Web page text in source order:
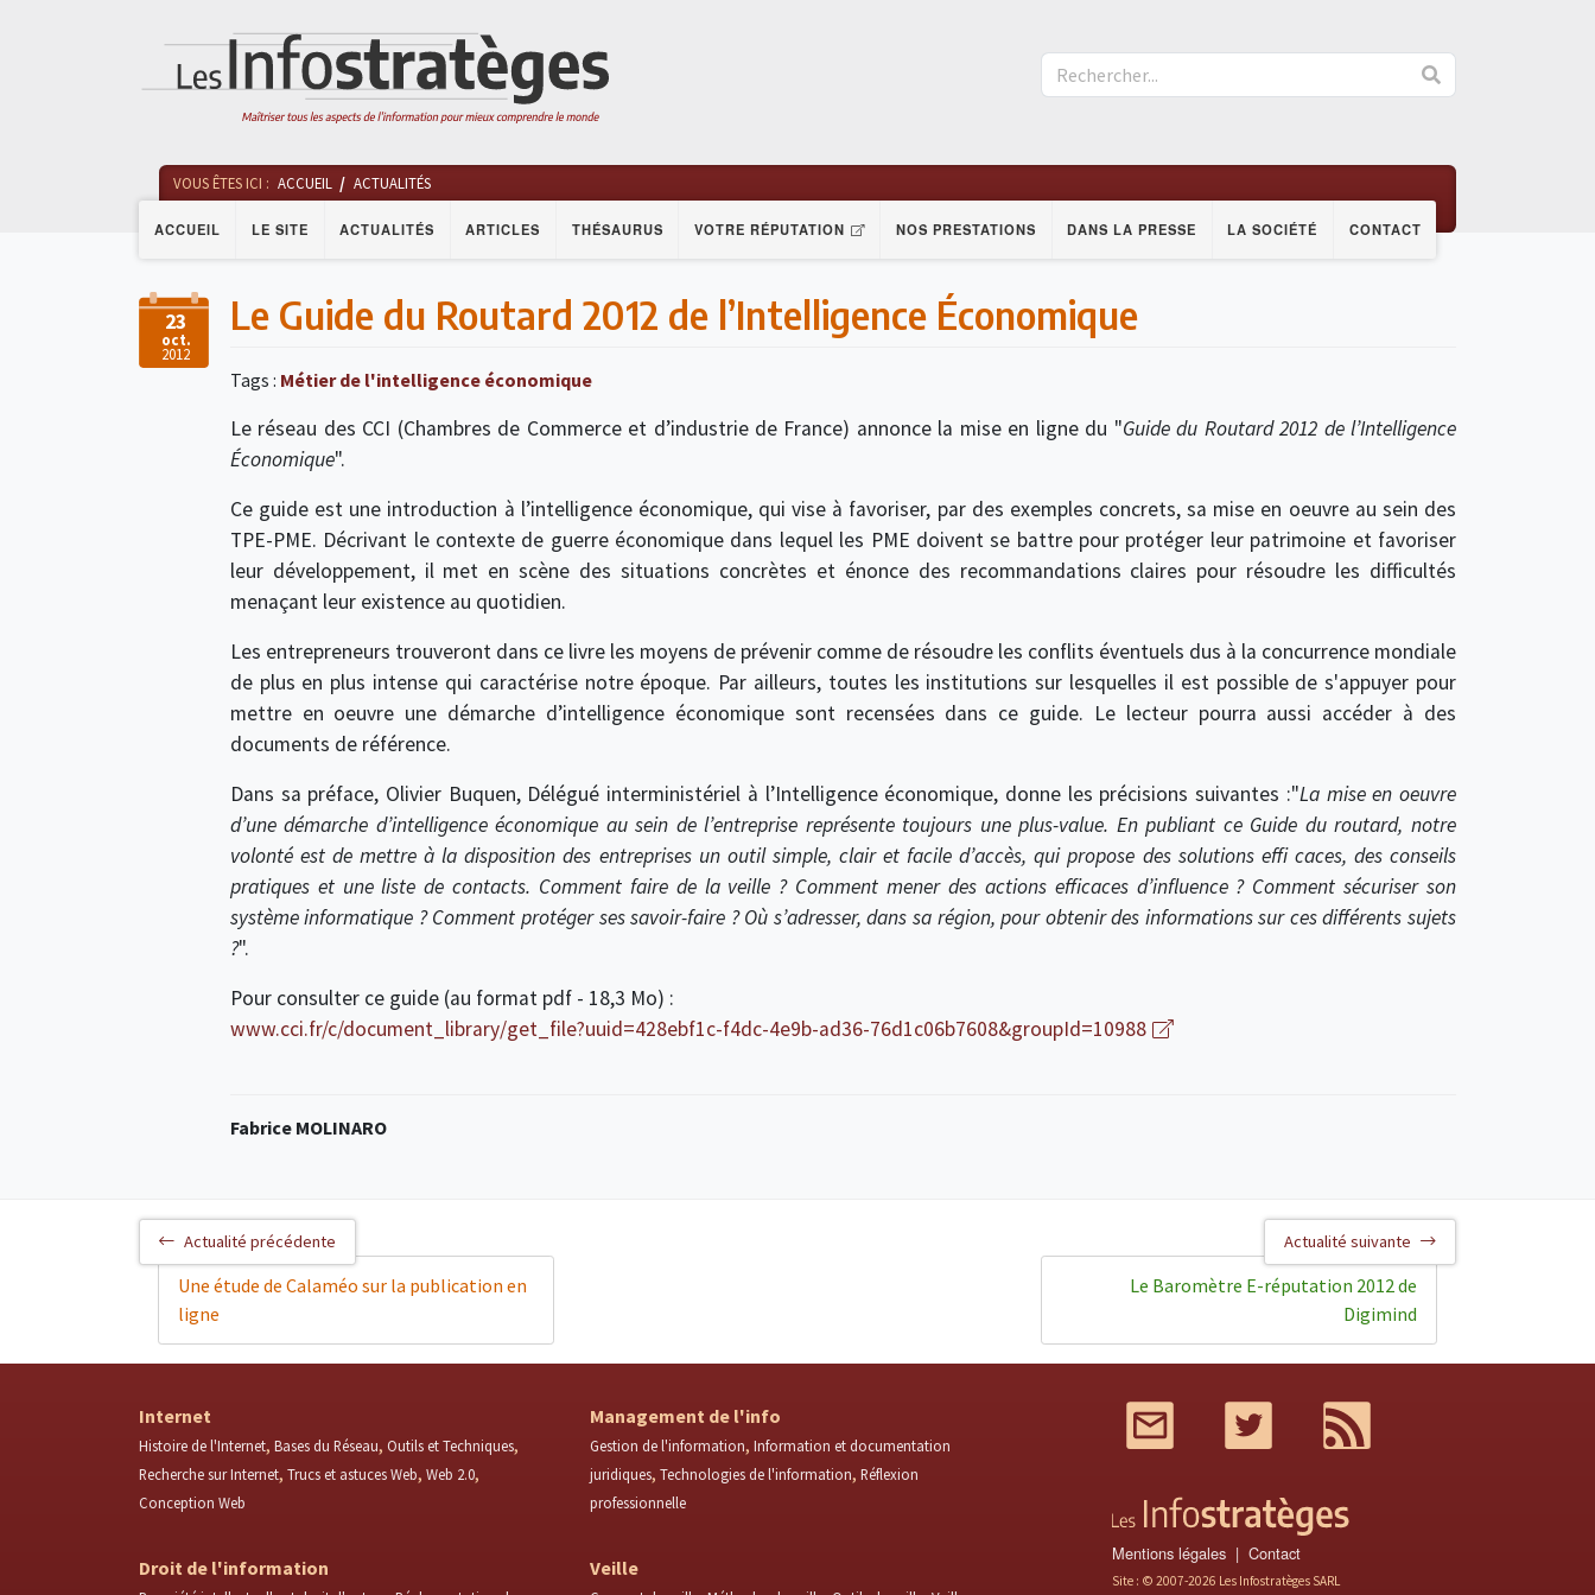
ACCUEIL LE SITE ACTUALITÉS ARTICLES THÉSAURUS VOTRE RÉPUTATION NOS PRESTATIONS DANS LA PRESSE LA SOCIÉTÉ CONTACT
VOUS ÊTES ICI : ACCUEIL ACTUALITÉS
23
oct.
2012
Le Guide du Routard 2012 de l’Intelligence Économique
Tags : Métier de l'intelligence économique
Le réseau des CCI (Chambres de Commerce et d’industrie de France) annonce la mise en ligne du "Guide du Routard 2012 de l’Intelligence
Économique".
Ce guide est une introduction à l’intelligence économique, qui vise à favoriser, par des exemples concrets, sa mise en oeuvre au sein des
TPE-PME. Décrivant le contexte de guerre économique dans lequel les PME doivent se battre pour protéger leur patrimoine et favoriser
leur développement, il met en scène des situations concrètes et énonce des recommandations claires pour résoudre les difficultés
menaçant leur existence au quotidien.
Les entrepreneurs trouveront dans ce livre les moyens de prévenir comme de résoudre les conflits éventuels dus à la concurrence mondiale
de plus en plus intense qui caractérise notre époque. Par ailleurs, toutes les institutions sur lesquelles il est possible de s'appuyer pour
mettre en oeuvre une démarche d’intelligence économique sont recensées dans ce guide. Le lecteur pourra aussi accéder à des
documents de référence.
Dans sa préface, Olivier Buquen, Délégué interministériel à l’Intelligence économique, donne les précisions suivantes :"La mise en oeuvre
d’une démarche d’intelligence économique au sein de l’entreprise représente toujours une plus-value. En publiant ce Guide du routard, notre
volonté est de mettre à la disposition des entreprises un outil simple, clair et facile d’accès, qui propose des solutions effi caces, des conseils
pratiques et une liste de contacts. Comment faire de la veille ? Comment mener des actions efficaces d’influence ? Comment sécuriser son
système informatique ? Comment protéger ses savoir-faire ? Où s’adresser, dans sa région, pour obtenir des informations sur ces différents sujets
?".
Pour consulter ce guide (au format pdf - 18,3 Mo) :
www.cci.fr/c/document_library/get_file?uuid=428ebf1c-f4dc-4e9b-ad36-76d1c06b7608&groupId=10988
Fabrice MOLINARO
Actualité précédente
Une étude de Calaméo sur la publication en
ligne
Actualité suivante
Le Baromètre E-réputation 2012 de
Digimind
Internet
Histoire de l'Internet Bases du Réseau Outils et Techniques
Recherche sur Internet Trucs et astuces Web Web 2.0
Conception Web
Management de l'info
Gestion de l'information Information et documentation
juridiques Technologies de l'information Réflexion
professionnelle
Droit de l'information Veille
Twitter
Mentions légales Contact
Site : © 2007-2026 Les Infostratèges SARL